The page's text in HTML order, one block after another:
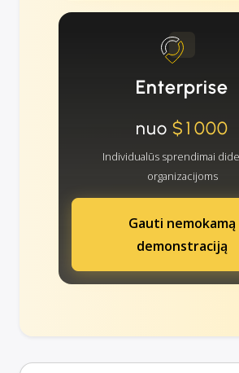
Enterprise
nuo $1000
Individualūs sprendimai
organizacijoms
Gauti nemokamą
demonstraciją